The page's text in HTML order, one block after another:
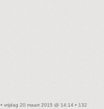
• vrijdag 20 maart 2015 @ 14:14 • 132